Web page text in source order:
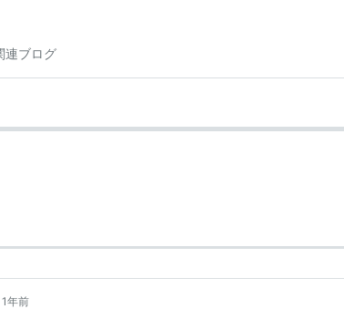
連ブログ
1年前